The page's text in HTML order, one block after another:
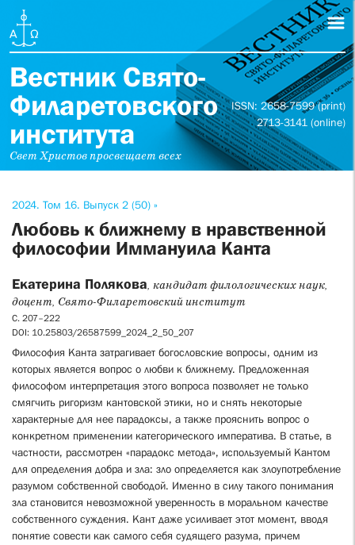
Вестник Свято-
Филаретовского
института
Свет Христов просвещает всех
ISSN: 2658-7599 (print)
2713-3141 (online)
2024. Том 16. Выпуск 2 (50) »
Любовь к ближнему в нравственной
философии Иммануила Канта
Екатерина Полякова, кандидат филологических наук,
доцент, Свято-Филаретовский институт
С. 207–222
DOI: 10.25803/26587599_2024_2_50_207
Философия Канта затрагивает богословские вопросы, одним из
которых является вопрос о любви к ближнему. Предложенная
философом интерпретация этого вопроса позволяет не только
смягчить ригоризм кантовской этики, но и снять некоторые
характерные для нее парадоксы, а также прояснить вопрос о
конкретном применении категорического императива. В статье, в
частности, рассмотрен «парадокс метода», используемый Кантом
для определения добра и зла: зло определяется как злоупотребление
разумом собственной свободой. Именно в силу такого понимания
зла становится невозможной уверенность в моральном качестве
собственного суждения. Кант даже усиливает этот момент, вводя
понятие совести как самого себя судящего разума, причем